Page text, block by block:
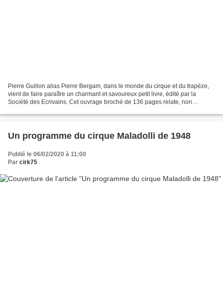
Pierre Guillon alias Pierre Bergam, dans le monde du cirque et du trapèze,
vient de faire paraître un charmant et savoureux petit livre, édité par la
Société des Ecrivains. Cet ouvrage broché de 136 pages relate, non
Un programme du cirque Maladolli de 1948
Publié le 06/02/2020 à 11:00
Par cirk75